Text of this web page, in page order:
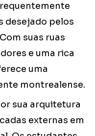
desejado pelos
suas ruas
e uma rica
uma
montrealense.
sua arquitetura
externas em